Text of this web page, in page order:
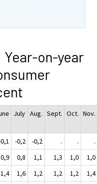
on-year
July Aug. Sept. Oct. Nov.
-0,2 -0,2 . .
.
0,9 0,8 1,1 1,3 1,0
1,0
1,4 1,6 1,2 1,2 1,2
1,4